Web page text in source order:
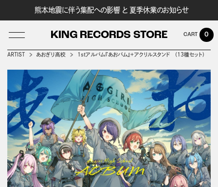
熊本地震に伴う集配への影響 と 夏季休業のお知らせ
KING RECORDS STORE
LOG IN
0
ARTIST あおぎり高校 1stアルバム『あおバム』＋アクリルスタンド (13種セット)